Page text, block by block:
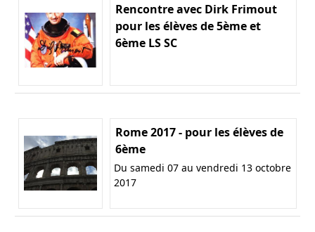
Rencontre avec Dirk Frimout
pour les élèves de 5ème et
6ème LS SC
Rome 2017 - pour les élèves de
6ème
Du samedi 07 au vendredi 13 octobre
2017